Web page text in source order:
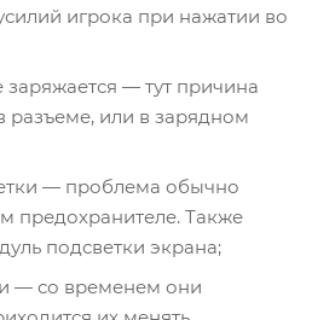
игрока при нажатии во
заряжается — тут причина
разъеме, или в зарядном
— проблема обычно
предохранителе. Также
подсветки экрана;
— со временем они